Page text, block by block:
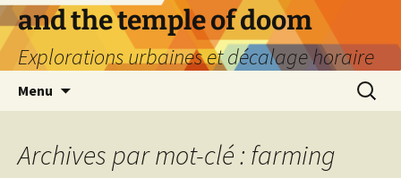
Aller
au
contenu
and the temple of doom
Explorations urbaines et décalage horaire
Menu
Archives par mot-clé : farming